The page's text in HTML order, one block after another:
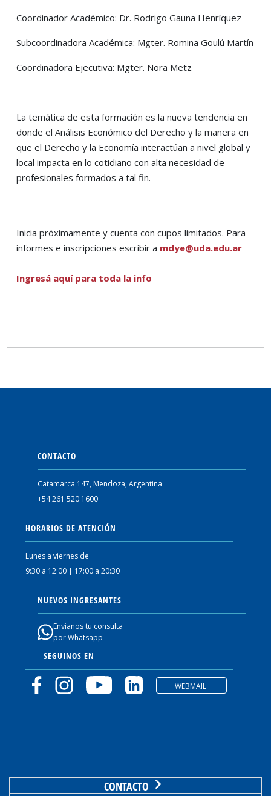
Coordinador Académico: Dr. Rodrigo Gauna Henríquez
Subcoordinadora Académica: Mgter. Romina Goulú Martín
Coordinadora Ejecutiva: Mgter. Nora Metz
La temática de esta formación es la nueva tendencia en
donde el Análisis Económico del Derecho y la manera en
que el Derecho y la Economía interactúan a nivel global y
local impacta en lo cotidiano con alta necesidad de
profesionales formados a tal fin.
Inicia próximamente y cuenta con cupos limitados. Para
informes e inscripciones escribir a mdye@uda.edu.ar
Ingresá aquí para toda la info
CONTACTO
Catamarca 147, Mendoza, Argentina
+54 261 520 1600
HORARIOS DE ATENCIÓN
Lunes a viernes de
9:30 a 12:00 | 17:00 a 20:30
NUEVOS INGRESANTES
Envianos tu consulta
por Whatsapp
SEGUINOS EN
WEBMAIL
CONTACTO